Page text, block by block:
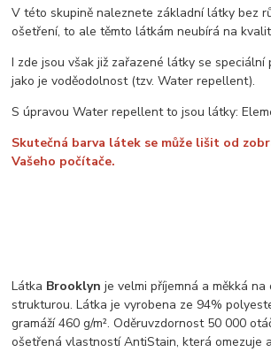
V této skupině naleznete základní látky bez
ošetření, to ale těmto látkám neubírá na
I zde jsou však již zařazené látky se speciální
jako je voděodolnost (tzv. Water repellent).
S úpravou Water repellent to jsou látky:
Skutečná barva látek se může lišit od
Vašeho počítače.
Látka Brooklyn je velmi příjemná a měkká
strukturou. Látka je vyrobena ze 94%
gramáží 460 g/m². Oděruvzdornost 50 000
ošetřená vlastností AntiStain, která omezuje